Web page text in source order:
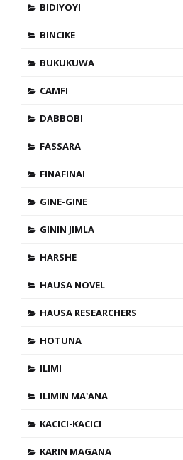
BIDIYOYI
BINCIKE
BUKUKUWA
CAMFI
DABBOBI
FASSARA
FINAFINAI
GINE-GINE
GININ JIMLA
HARSHE
HAUSA NOVEL
HAUSA RESEARCHERS
HOTUNA
ILIMI
ILIMIN MA'ANA
KACICI-KACICI
KARIN MAGANA